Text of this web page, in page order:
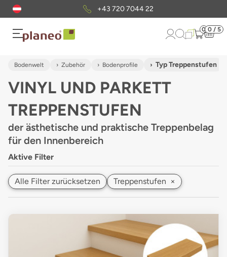
+43 720 7044 22
0 0 / 5
Bodenwelt Zubehör Bodenprofile Typ Treppenstufen
VINYL UND PARKETT
TREPPENSTUFEN
der ästhetische und praktische Treppenbelag
für den Innenbereich
Aktive Filter
Alle Filter zurücksetzen Treppenstufen ×